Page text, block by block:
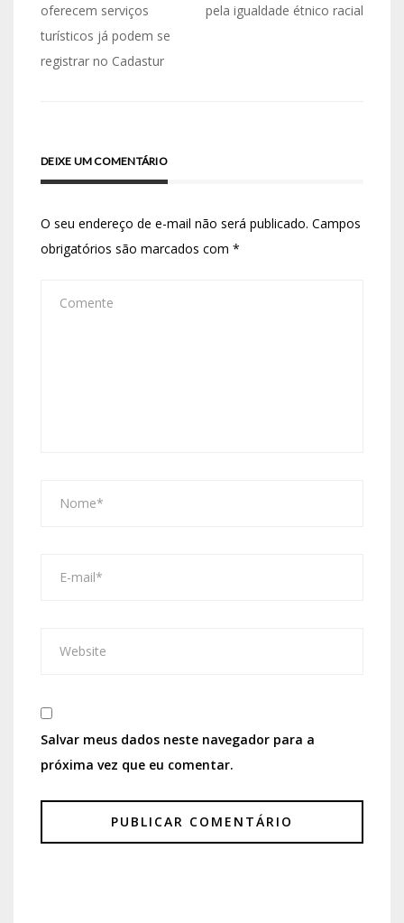
oferecem serviços
turísticos já podem se
registrar no Cadastur
pela igualdade étnico racial
DEIXE UM COMENTÁRIO
O seu endereço de e-mail não será publicado. Campos
obrigatórios são marcados com *
Salvar meus dados neste navegador para a
próxima vez que eu comentar.